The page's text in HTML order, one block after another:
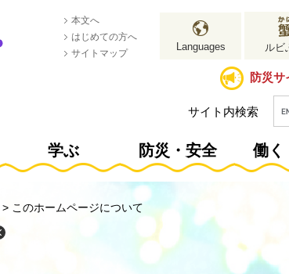
本文へ
はじめての方へ
サイトマップ
Languages ルビ
防災サ
サイト内検索
学ぶ 防災・安全 働く
> このホームページについて